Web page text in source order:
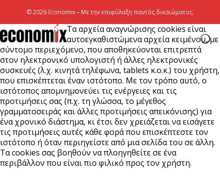
© 2026 Economix – Με την επιφύλαξη παντός δικαιώματος.
Τα αρχεία αναγνώρισης cookies είναι
αυτοεγκαθιστώμενα αρχεία κειμένου, με
σύντομο περιεχόμενο, που αποθηκεύονται επιτρεπτά
στον ηλεκτρονικό υπολογιστή ή άλλες ηλεκτρονικές
συσκευές (λ.χ. κινητά τηλέφωνα, tablets κ.ο.κ.) του χρήστη,
που επισκέπτεται έναν ιστότοπο. Με τον τρόπο αυτό, ο
ιστότοπος απομνημονεύει τις ενέργειες και τις
προτιμήσεις σας (π.χ. τη γλώσσα, το μέγεθος
γραμματοσειράς και άλλες προτιμήσεις απεικόνισης) για
ένα χρονικό διάστημα, κι έτσι δεν χρειάζεται να εισάγετε
τις προτιμήσεις αυτές κάθε φορά που επισκέπτεστε τον
ιστότοπο ή όταν περιηγείστε από μια σελίδα του σε άλλη.
Τα cookies σας βοηθούν να πλοηγηθείτε σε ένα
περιβάλλον που είναι πιο φιλικό προς τον χρήστη.